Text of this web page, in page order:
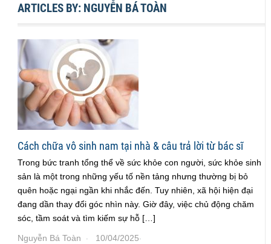
ARTICLES BY: NGUYỄN BÁ TOÀN
Cách chữa vô sinh nam tại nhà & câu trả lời từ bác sĩ
Trong bức tranh tổng thể về sức khỏe con người, sức khỏe sinh
sản là một trong những yếu tố nền tảng nhưng thường bị bỏ
quên hoặc ngại ngần khi nhắc đến. Tuy nhiên, xã hội hiện đại
đang dần thay đổi góc nhìn này. Giờ đây, việc chủ động chăm
sóc, tầm soát và tìm kiếm sự hỗ […]
Nguyễn Bá Toàn · 10/04/2025·